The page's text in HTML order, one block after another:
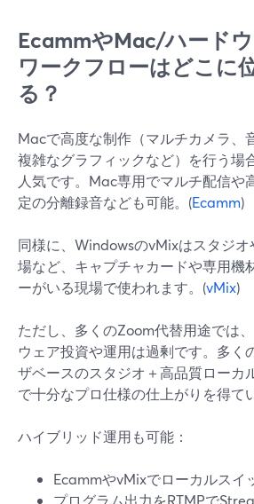
EcammやMac/ハード
ワークフローはどこに
る？
Macで高度な制作（マルチカメラ、
複雑なグラフィックなど）を行う場
人気です。Mac専用でマルチ配信や
定の分離録音なども可能。(Ecamm)
同様に、WindowsのvMixはスタジ
場など、キャプチャカードや専用機
ーがいる現場で使われます。(vMix)
ただし、多くのZoom代替用途では
ウェア投資や運用は過剰です。多く
ザベースのスタジオ＋高品質ローカ
で十分なプロ仕様の仕上がりを得て
ハイブリッド運用も可能：
EcammやvMixでローカルスイ
プログラム出力をRTMPで